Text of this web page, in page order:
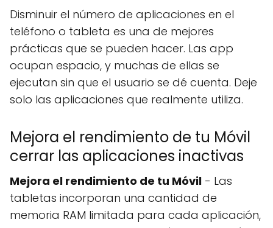
Disminuir el número de aplicaciones en el
teléfono o tableta es una de mejores
prácticas que se pueden hacer. Las app
ocupan espacio, y muchas de ellas se
ejecutan sin que el usuario se dé cuenta. Deje
solo las aplicaciones que realmente utiliza.
Mejora el rendimiento de tu Móvil
cerrar las aplicaciones inactivas
Mejora el rendimiento de tu Móvil - Las
tabletas incorporan una cantidad de
memoria RAM limitada para cada aplicación,